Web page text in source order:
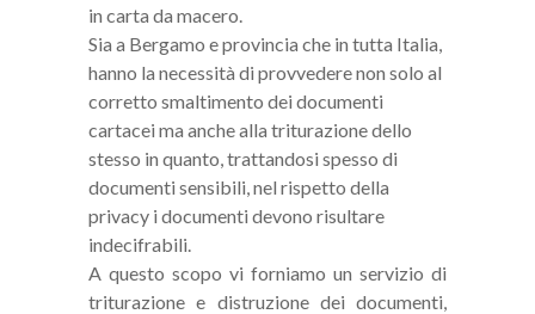
in carta da macero.
Sia a Bergamo e provincia che in tutta Italia,
hanno la necessità di provvedere non solo al
corretto smaltimento dei documenti
cartacei ma anche alla triturazione dello
stesso in quanto, trattandosi spesso di
documenti sensibili, nel rispetto della
privacy i documenti devono risultare
indecifrabili.
A questo scopo vi forniamo un servizio di
triturazione e distruzione dei documenti,